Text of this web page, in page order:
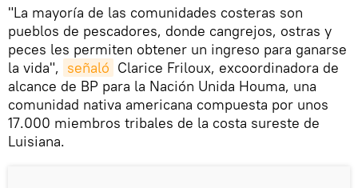
​"La mayoría de las comunidades costeras son
pueblos de pescadores, donde cangrejos, ostras y
peces les permiten obtener un ingreso para ganarse
la vida", señaló Clarice Friloux, excoordinadora de
alcance de BP para la Nación Unida Houma, una
comunidad nativa americana compuesta por unos
17.000 miembros tribales de la costa sureste de
Luisiana.